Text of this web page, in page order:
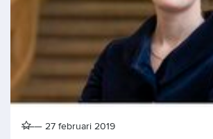
27 februari 2019